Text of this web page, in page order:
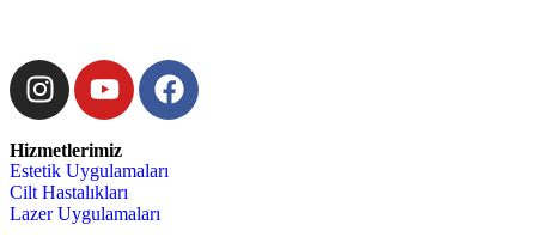
Hizmetlerimiz
Estetik Uygulamaları
Cilt Hastalıkları
Lazer Uygulamaları